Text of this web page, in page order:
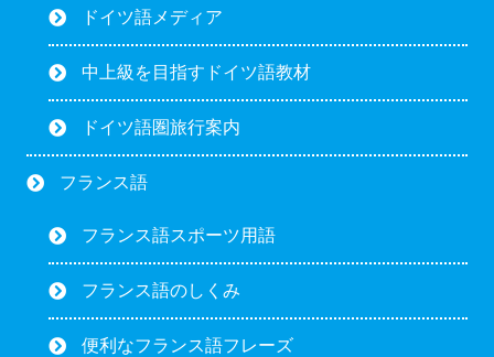
ドイツ語メディア
中上級を目指すドイツ語教材
ドイツ語圏旅行案内
フランス語
フランス語スポーツ用語
フランス語のしくみ
便利なフランス語フレーズ